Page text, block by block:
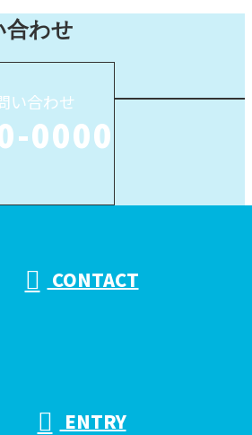
合わせ
い合わせ
0000
CONTACT
ENTRY